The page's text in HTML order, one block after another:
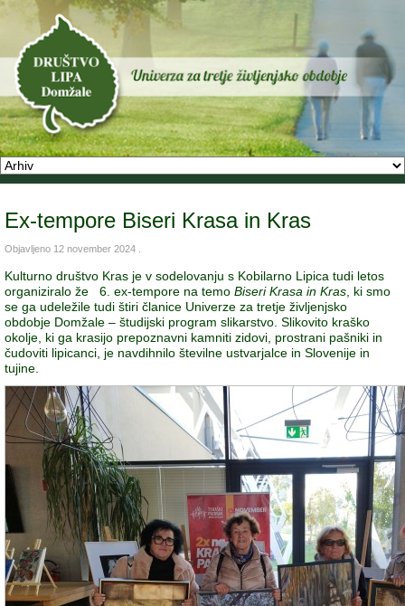
Ex-tempore Biseri Krasa in Kras
Objavljeno 12 november 2024
Kulturno društvo Kras je v sodelovanju s Kobilarno Lipica tudi letos
organiziralo že 6. ex-tempore na temo Biseri Krasa in Kras , ki smo
se ga udeležile tudi štiri članice Univerze za tretje življenjsko
obdobje Domžale – študijski program slikarstvo. Slikovito kraško
okolje, ki ga krasijo prepoznavni kamniti zidovi, prostrani pašniki in
čudoviti lipicanci, je navdihnilo številne ustvarjalce in Slovenije in
tujine.